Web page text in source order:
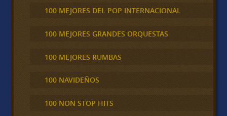
100 MEJORES DEL POP INTERNACIONAL
100 MEJORES GRANDES ORQUESTAS
100 MEJORES RUMBAS
100 NAVIDEÑOS
100 NON STOP HITS